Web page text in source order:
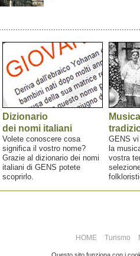
Dizionario
dei nomi italiani
Volete conoscere cosa
significa il vostro nome?
Grazie al dizionario dei nomi
italiani di GENS potete
scoprirlo.
Musica
GENS
la
vostra
HOME Turismo